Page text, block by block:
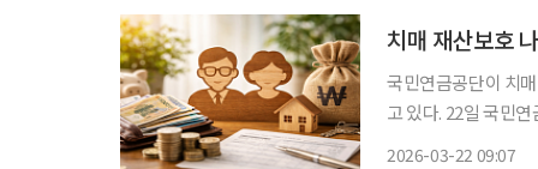
치매 재산보호
국민연금공단이 치
고 있다. 22일 국민연금공단에 따르면 공단은 중앙노인보호전문기관, 국민건강보험공단, 한
2026-03-22 09:07